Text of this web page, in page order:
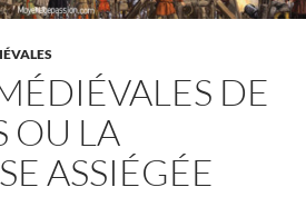
DE
OU LA
ASSIÉGÉE